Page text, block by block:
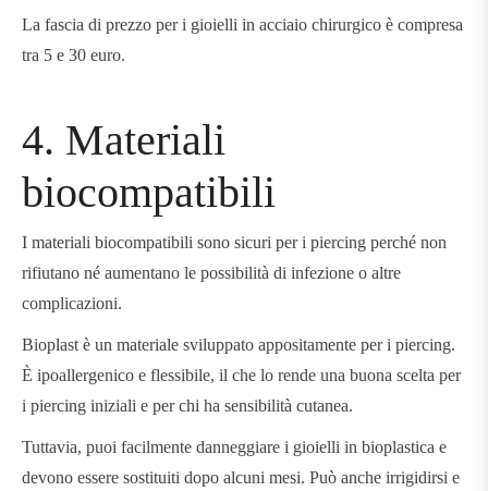
La fascia di prezzo per i gioielli in acciaio chirurgico è compresa
tra 5 e 30 euro.
4. Materiali
biocompatibili
I materiali biocompatibili sono sicuri per i piercing perché non
rifiutano né aumentano le possibilità di infezione o altre
complicazioni.
Bioplast è un materiale sviluppato appositamente per i piercing.
È ipoallergenico e flessibile, il che lo rende una buona scelta per
i piercing iniziali e per chi ha sensibilità cutanea.
Tuttavia, puoi facilmente danneggiare i gioielli in bioplastica e
devono essere sostituiti dopo alcuni mesi. Può anche irrigidirsi e